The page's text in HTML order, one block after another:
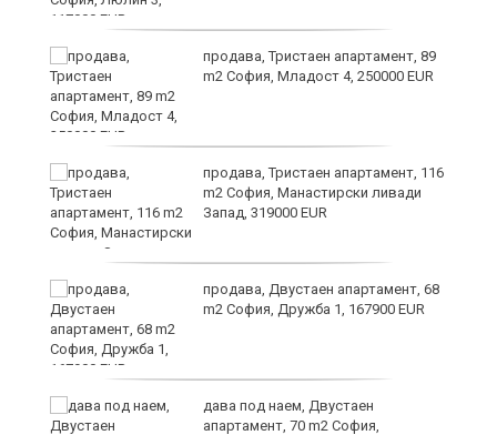
продава, Тристаен апартамент, 89
m2 София, Младост 4, 250000 EUR
продава, Тристаен апартамент, 116
m2 София, Манастирски ливади
Запад, 319000 EUR
продава, Двустаен апартамент, 68
m2 София, Дружба 1, 167900 EUR
дава под наем, Двустаен
апартамент, 70 m2 София,